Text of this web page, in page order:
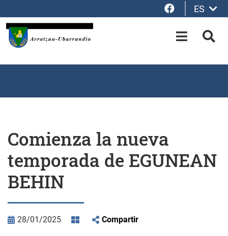
Facebook
ES
OPEN-
Comienza la nueva
temporada de EGUNEAN
BEHIN
28/01/2025 Compartir